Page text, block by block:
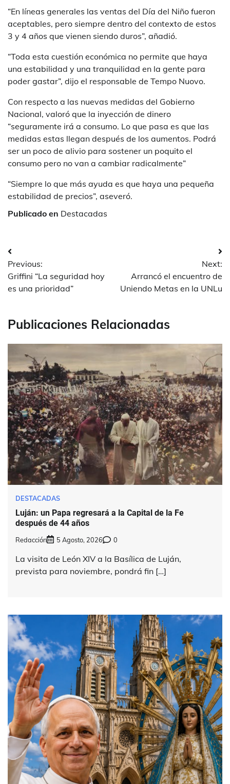
“En líneas generales las ventas del Día del Niño fueron
aceptables, pero siempre dentro del contexto de estos
3 y 4 años que vienen siendo duros”, añadió.
“Toda esta cuestión económica no permite que haya
una estabilidad y una tranquilidad en la gente para
poder gastar”, dijo el responsable de Tempo Nuovo.
Con respecto a las nuevas medidas del Gobierno
Nacional, valoró que la inyección de dinero
“seguramente irá a consumo. Lo que pasa es que las
medidas estas llegan después de los aumentos. Podrá
ser un poco de alivio para sostener un poquito el
consumo pero no van a cambiar radicalmente”
“Siempre lo que más ayuda es que haya una pequeña
estabilidad de precios”, aseveró.
Publicado en Destacadas
Navegación
de
entradas
Previous:
Griffini “La seguridad hoy
es una prioridad”
Next:
Arrancó el encuentro de
Uniendo Metas en la UNLu
Publicaciones Relacionadas
DESTACADAS
Luján: un Papa regresará a la Capital de la Fe
después de 44 años
Redacción 5 Agosto, 2026 0
La visita de León XIV a la Basílica de Luján,
prevista para noviembre, pondrá fin […]